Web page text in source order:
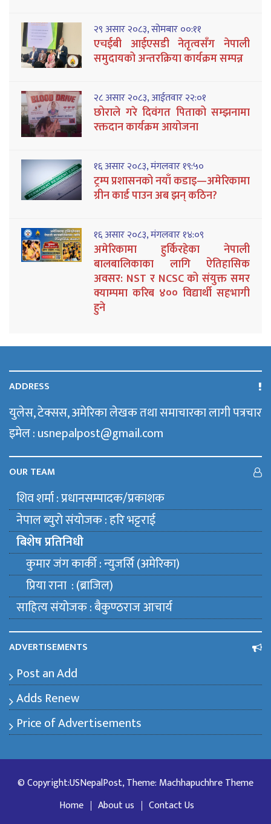
२९ असार २०८३, सोमबार ००:११
एचईबी आईएसडी नेतृत्वसँग नेपाली
समुदायको अन्तरक्रिया कार्यक्रम सम्पन्न
२८ असार २०८३, आईतवार २२:०१
छोराले गरे दिवंगत पिताको सम्झनामा
रक्तदान कार्यक्रम आयोजना
१६ असार २०८३, मंगलवार १९:५०
ट्रम्प प्रशासनको नयाँ कडाइ—अमेरिकामा
ग्रीन कार्ड पाउन अब झन् कठिन?
१६ असार २०८३, मंगलवार १४:०९
अमेरिकामा हुर्किरहेका नेपाली
बालबालिकाका लागि ऐतिहासिक
अवसर: NST र NCSC को संयुक्त समर
क्याम्पमा करिब ४०० विद्यार्थी सहभागी
हुने
ADDRESS
युलेस, टेक्सस, अमेरिका लेखक तथा समाचारका लागी पत्रचार
इमेल : usnepalpost@gmail.com
OUR TEAM
शिव शर्मा : प्रधानसम्पादक/प्रकाशक
नेपाल ब्युराे संयाेजक : हरि भट्टराई
बिशेष प्रतिनिधी
कुमार जंग कार्की : न्युजर्सि (अमेरिका)
प्रिया राना : (ब्राजिल)
साहित्य संयाेजक : बैकुण्ठराज आचार्य
ADVERTISEMENTS
Post an Add
Adds Renew
Price of Advertisements
© Copyright:USNepalPost, Theme: Machhapuchhre Theme
Home
About us Contact Us